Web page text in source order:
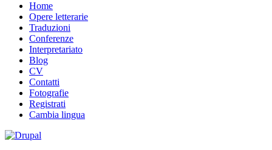
Home
Opere letterarie
Traduzioni
Conferenze
Interpretariato
Blog
CV
Contatti
Fotografie
Registrati
Cambia lingua